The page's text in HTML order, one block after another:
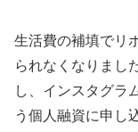
生活費の補填でリ
られなくなりまし
し、インスタグラ
う個人融資に申し